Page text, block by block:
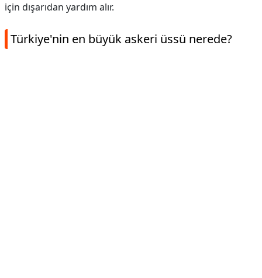
için dışarıdan yardım alır.
Türkiye'nin en büyük askeri üssü nerede?